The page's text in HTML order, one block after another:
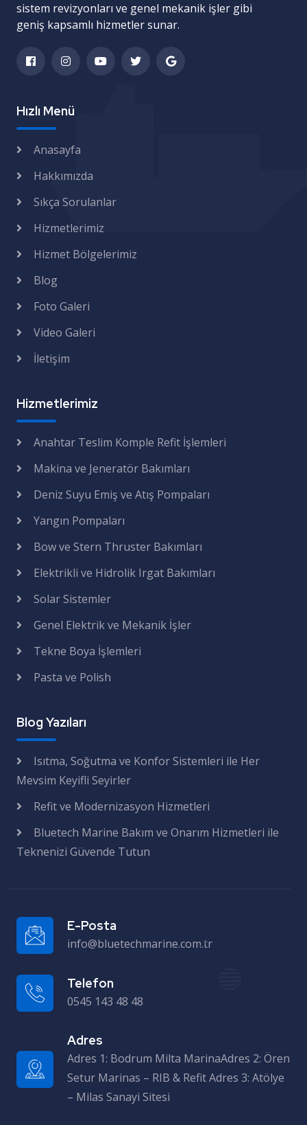
sistem revizyonları ve genel mekanik işler gibi
geniş kapsamlı hizmetler sunar.
Hızlı Menü
Anasayfa
Hakkımızda
Sıkça Sorulanlar
Hizmetlerimiz
Hizmet Bölgelerimiz
Blog
Foto Galeri
Video Galeri
İletişim
Hizmetlerimiz
Anahtar Teslim Komple Refit İşlemleri
Makina ve Jeneratör Bakımları
Deniz Suyu Emiş ve Atış Pompaları
Yangın Pompaları
Bow ve Stern Thruster Bakımları
Elektrikli ve Hidrolik Irgat Bakımları
Solar Sistemler
Genel Elektrik ve Mekanik İşler
Tekne Boya İşlemleri
Pasta ve Polish
Blog Yazıları
Isıtma, Soğutma ve Konfor Sistemleri ile Her
Mevsim Keyifli Seyirler
Refit ve Modernizasyon Hizmetleri
Bluetech Marine Bakım ve Onarım Hizmetleri ile
Teknenizi Güvende Tutun
E-Posta
info@bluetechmarine.com.tr
Telefon
0545 143 48 48
Adres
Adres 1: Bodrum Milta MarinaAdres 2: Ören Setur Marinas – RIB & Refit Adres 3: Atölye – Milas Sanayi Sitesi